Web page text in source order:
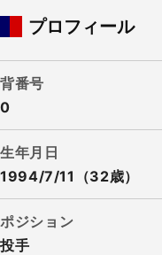
プロフィール
背番号
0
生年月日
1994/7/11（32歳）
ポジション
投手